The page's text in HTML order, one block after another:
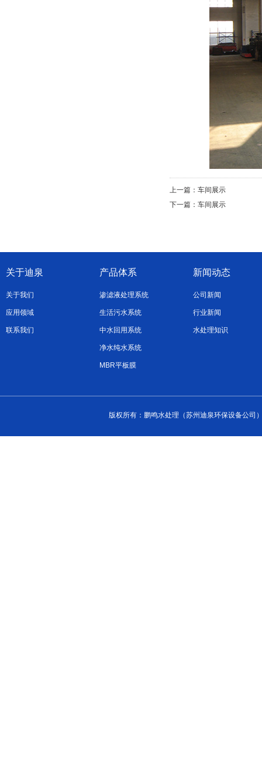
上一篇： 车间展示
下一篇： 车间展示
关于迪泉
关于我们
应用领域
联系我们
产品体系
渗滤液处理系统
生活污水系统
中水回用系统
净水纯水系统
MBR平板膜
新闻动态
公司新闻
行业新闻
水处理知识
版权所有：鹏鸣水处理（苏州迪泉环保设备公